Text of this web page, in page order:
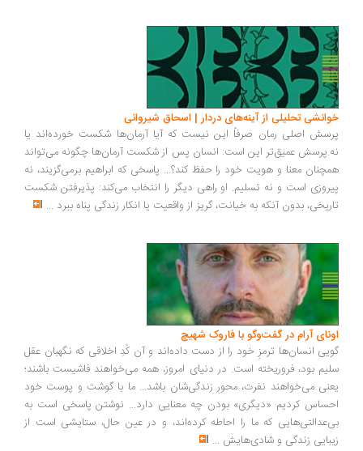
خوانشی تحلیلی از آینه‌های دردار | اسحاق شیروانی
پرسش اصلی رمان صرفاً این نیست که آیا آرمان‌ها شکست خورده‌اند یا
نه.پرسش عمیق‌تر این است: انسان پس از شکست آرمان‌ها چگونه می‌تواند
همچنان معنا و هویت خود را حفظ کند؟... پاسخی که ابراهیم برمی‌گزیند، نه
پیروزی است و نه تسلیم. او راهی دیگر را انتخاب می‌کند: پذیرفتن شکست
تاریخی، بدون آنکه به خیانت، گریز از واقعیت یا انکار زندگی پناه ببرد ...
اونای آرام در گفت‌وگو با فاروک شهیچ‭
گویی انسان‌ها ترمزِ خود را از دست داده‌اند و آن کُدِ اخلاقی که نگهبان عقل
سلیم بود، فروریخته است. در دنیای امروز، همه می‌خواهند فاشیست باشند؛
یعنی می‌خواهند نفرت، محورِ زندگی‌شان باشد... ما با گوشت و پوست خود
احساس کردیم «دیگری» بودن چه معنایی دارد... نوشتن پاسخی است به
بی‌عدالتی‌هایی که ما را احاطه کرده‌اند، و در عین حال، ستایشی است از
زیبایی زندگی و شادی‌هایش ...